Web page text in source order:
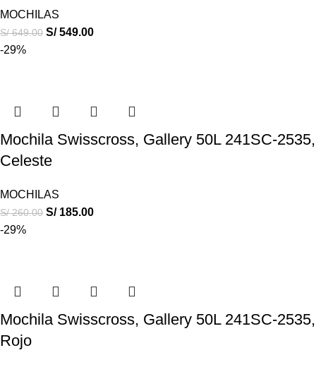
MOCHILAS
S/649.00 S/549.00
-29%
Mochila Swisscross, Gallery 50L 241SC-2535,
Celeste
MOCHILAS
S/260.00 S/185.00
-29%
Mochila Swisscross, Gallery 50L 241SC-2535,
Rojo